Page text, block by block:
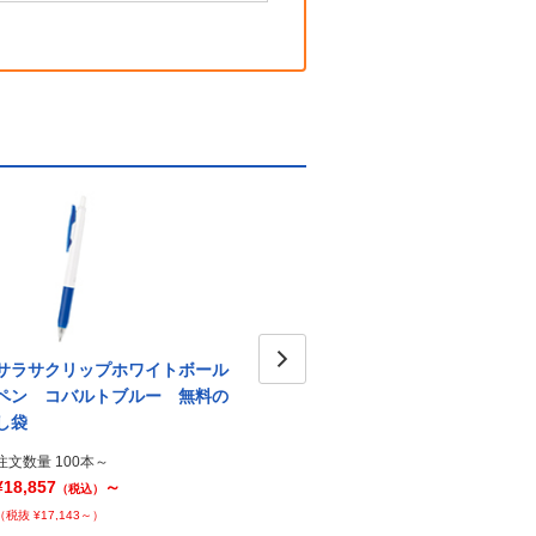
ラサクリップホワイトボール
ン コバルトブルー 無料の
袋
文数量 100本～
（税込） ～
（税抜 ¥17,143～）
サラサクリップホワイトボール